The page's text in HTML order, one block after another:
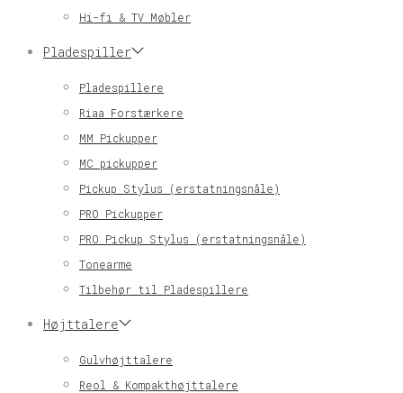
Hi-fi & TV Møbler
Pladespiller
Pladespillere
Riaa Forstærkere
MM Pickupper
MC pickupper
Pickup Stylus (erstatningsnåle)
PRO Pickupper
PRO Pickup Stylus (erstatningsnåle)
Tonearme
Tilbehør til Pladespillere
Højttalere
Gulvhøjttalere
Reol & Kompakthøjttalere